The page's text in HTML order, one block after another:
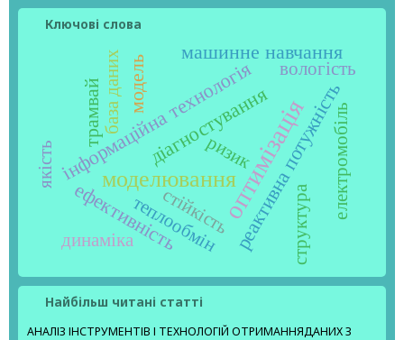
Ключові слова
оптимізація
моделювання
інформаційна технологіяреактивна потужність
ефективність
машинне навчання
модельдіагностування
трамвай
вологість
ризик
теплообмін структура
стійкість
якість
база даних
динаміка
електромобіль
Найбільш читані статті
АНАЛІЗ ІНСТРУМЕНТІВ І ТЕХНОЛОГІЙ ОТРИМАННЯДАНИХ З